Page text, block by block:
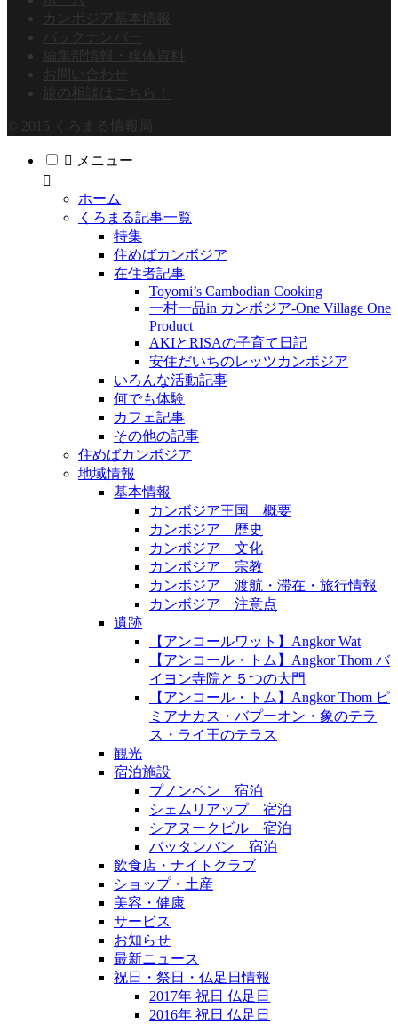
カンボジア基本情報
バックナンバー
編集部情報・媒体資料
お問い合わせ
旅の相談はこちら！
© 2015 くろまる情報局.
メニュー
ホーム
くろまる記事一覧
特集
住めばカンボジア
在住者記事
Toyomi’s Cambodian Cooking
一村一品in カンボジア-One Village One
Product
AKIとRISAの子育て日記
安住だいちのレッツカンボジア
いろんな活動記事
何でも体験
カフェ記事
その他の記事
住めばカンボジア
地域情報
基本情報
カンボジア王国 概要
カンボジア 歴史
カンボジア 文化
カンボジア 宗教
カンボジア 渡航・滞在・旅行情報
カンボジア 注意点
遺跡
【アンコールワット】Angkor Wat
【アンコール・トム】Angkor Thom バ
イヨン寺院と５つの大門
【アンコール・トム】Angkor Thom ピ
ミアナカス・バプーオン・象のテラ
ス・ライ王のテラス
観光
宿泊施設
プノンペン 宿泊
シェムリアップ 宿泊
シアヌークビル 宿泊
バッタンバン 宿泊
飲食店・ナイトクラブ
ショップ・土産
美容・健康
サービス
お知らせ
最新ニュース
祝日・祭日・仏足日情報
2017年 祝日 仏足日
2016年 祝日 仏足日